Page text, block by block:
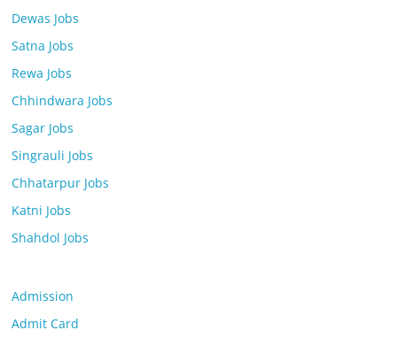
Dewas Jobs
Satna Jobs
Rewa Jobs
Chhindwara Jobs
Sagar Jobs
Singrauli Jobs
Chhatarpur Jobs
Katni Jobs
Shahdol Jobs
Admission
Admit Card